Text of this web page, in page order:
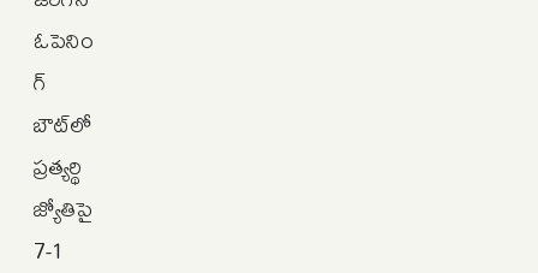
ఓపెనిం
గ్
బౌట్‌లో
ప్రత్యర్థి
జ్యోతిపై
7-1